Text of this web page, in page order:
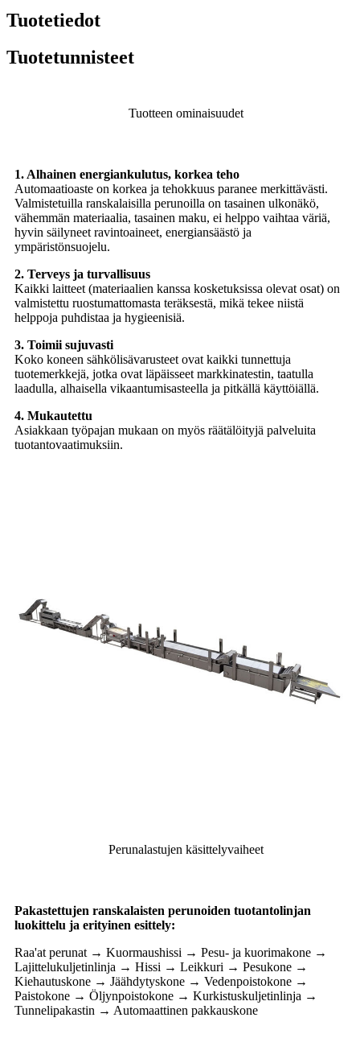
Tuotetiedot
Tuotetunnisteet
Tuotteen ominaisuudet
1. Alhainen energiankulutus, korkea teho
Automaatioaste on korkea ja tehokkuus paranee merkittävästi.
Valmistetuilla ranskalaisilla perunoilla on tasainen ulkonäkö,
vähemmän materiaalia, tasainen maku, ei helppo vaihtaa väriä,
hyvin säilyneet ravintoaineet, energiansäästö ja
ympäristönsuojelu.
2. Terveys ja turvallisuus
Kaikki laitteet (materiaalien kanssa kosketuksissa olevat osat) on
valmistettu ruostumattomasta teräksestä, mikä tekee niistä
helppoja puhdistaa ja hygieenisiä.
3. Toimii sujuvasti
Koko koneen sähkölisävarusteet ovat kaikki tunnettuja
tuotemerkkejä, jotka ovat läpäisseet markkinatestin, taatulla
laadulla, alhaisella vikaantumisasteella ja pitkällä käyttöiällä.
4. Mukautettu
Asiakkaan työpajan mukaan on myös räätälöityjä palveluita
tuotantovaatimuksiin.
Perunalastujen käsittelyvaiheet
Pakastettujen ranskalaisten perunoiden tuotantolinjan
luokittelu ja erityinen esittely:
Raa'at perunat → Kuormaushissi → Pesu- ja kuorimakone →
Lajittelukuljetinlinja → Hissi → Leikkuri → Pesukone →
Kiehautuskone → Jäähdytyskone → Vedenpoistokone →
Paistokone → Öljynpoistokone → Kurkistuskuljetinlinja →
Tunnelipakastin → Automaattinen pakkauskone